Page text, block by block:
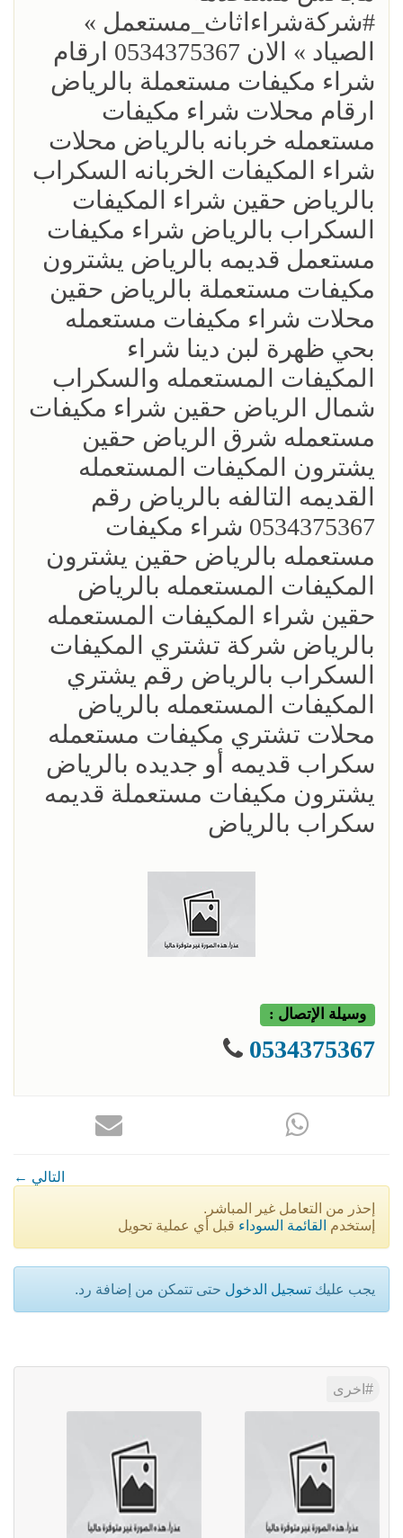
#شركةشراءاثاث_مستعمل »
الصياد » الان 0534375367 ارقام
شراء مكيفات مستعملة بالرياض
ارقام محلات شراء مكيفات
مستعمله خربانه بالرياض محلات
شراء المكيفات الخربانه السكراب
بالرياض حقين شراء المكيفات
السكراب بالرياض شراء مكيفات
مستعمل قديمه بالرياض يشترون
مكيفات مستعملة بالرياض حقين
محلات شراء مكيفات مستعمله
بحي ظهرة لبن دينا شراء
المكيفات المستعمله والسكراب
شمال الرياض حقين شراء مكيفات
مستعمله شرق الرياض حقين
يشترون المكيفات المستعمله
القديمه التالفه بالرياض رقم
0534375367 شراء مكيفات
مستعمله بالرياض حقين يشترون
المكيفات المستعمله بالرياض
حقين شراء المكيفات المستعمله
بالرياض شركة تشتري المكيفات
السكراب بالرياض رقم يشتري
المكيفات المستعمله بالرياض
محلات تشتري مكيفات مستعمله
سكراب قديمه أو جديده بالرياض
يشترون مكيفات مستعملة قديمه
سكراب بالرياض
وسيلة الإتصال :
0534375367
← التالي
إحذر من التعامل غير المباشر.
إستخدم القائمة السوداء قبل أي عملية تحويل
يجب عليك تسجيل الدخول حتى تتمكن من إضافة رد.
اخرى